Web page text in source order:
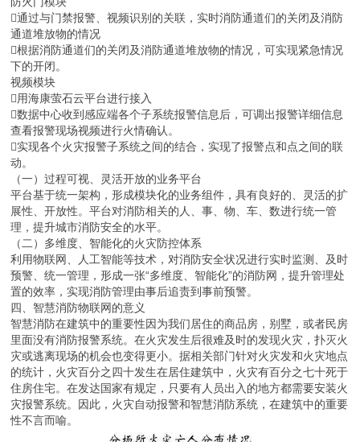
通过与门禁报警、视频识别的关联，实时消防通道们的关闭及消防
通道堆放物的情况
根据消防通道们的关闭及消防通道堆放物的情况，可实现紧急情况
下的开闭。
视频模块
用海康萤石云平台进行接入
数据中心收到感应端各个子系统报警信息后，可调出报警详细信息
查看报警现场视频进行火情确认。
实现各个火灾报警子系统之间的结合，实现了报警点和点之间的联
动。
（一）过程可视、灵活开放的业务平台
平台基于统一架构，形成模块化的业务组件，具有良好的、灵活的扩
展性、开放性。平台对消防相关的人、事、物、车、数进行统一管
理，提升城市消防安全的水平。
（二）多维度、智能化的火灾防控体系
利用物联网、人工智能等技术，对消防安全状况进行实时监测、及时
预警、统一管理，形成一张“多维度、智能化”的消防网，提升管理处
置的效率，实现消防管理由事后追责到事前预警。
四、智慧消防物联网的意义
智慧消防在建筑中的重要性因为我们居住的商品房，别墅，或者民房
里面没有消防报警系统。在火灾发生后很难及时的发现火灾，扑灭火
灾或逃离现场的机会也变得更小。据相关部门针对火灾发和火灾地点
的统计，火灾百分之四十发生在居住建筑中，火灾有百分之七十死于
住房住宅。在发达国家有规定，只要有人员出入的地方都需要安装火
灾报警系统。因此，火灾自动报警和智慧消防系统，在建筑中的重要
性不言而喻。